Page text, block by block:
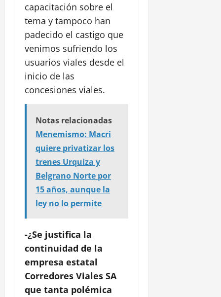
capacitación sobre el
tema y tampoco han
padecido el castigo que
venimos sufriendo los
usuarios viales desde el
inicio de las
concesiones viales.
Notas relacionadas
Menemismo: Macri
quiere privatizar los
trenes Urquiza y
Belgrano Norte por
15 años, aunque la
ley no lo permite
-¿Se justifica la
continuidad de la
empresa estatal
Corredores Viales SA
que tanta polémica